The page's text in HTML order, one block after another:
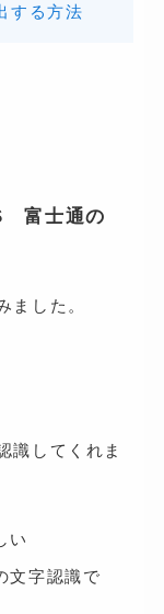
する方法
富士通の
ました。
識してくれま
い
文字認識で